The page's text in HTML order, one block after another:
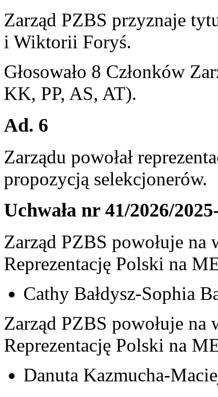
Zarząd PZBS przyznaje
i Wiktorii Foryś.
Głosowało 8 Członków
KK, PP, AS, AT).
Ad. 6
Zarządu powołał
propozycją selekcjonerów.
Uchwała nr 41/2026/
Zarząd PZBS powołuje na
Reprezentację Polski na
Cathy Bałdysz-Sophia
Zarząd PZBS powołuje na
Reprezentację Polski na
Danuta Kazmucha-